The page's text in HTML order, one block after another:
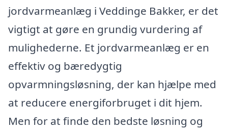
jordvarmeanlæg i Veddinge Bakker, er det
vigtigt at gøre en grundig vurdering af
mulighederne. Et jordvarmeanlæg er en
effektiv og bæredygtig
opvarmningsløsning, der kan hjælpe med
at reducere energiforbruget i dit hjem.
Men for at finde den bedste løsning og